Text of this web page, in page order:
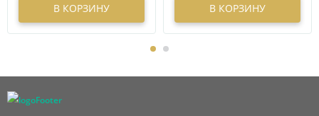
В КОРЗИНУ В КОРЗИНУ